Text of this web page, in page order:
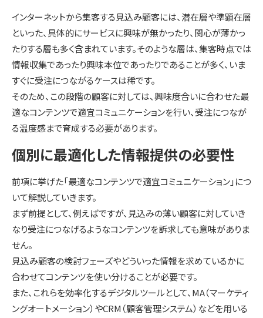
インターネットから集客する見込み顧客には、潜在層や準顕在層
といった、具体的にサービスに興味が無かったり、関心が薄かっ
たりする層も多く含まれています。そのような層は、集客時点では
情報収集であったり興味本位であったりであることが多く、いま
すぐに受注につながるケースは稀です。
そのため、この段階の顧客に対しては、興味度合いに合わせた最
適なコンテンツで適宜コミュニケーションを行い、受注につなが
る温度感まで育成する必要があります。
個別に最適化した情報提供の必要性
前項に挙げた「最適なコンテンツで適宜コミュニケーション」につ
いて解説していきます。
まず前提として、例えばですが、見込みの薄い顧客に対していき
なり受注につなげるようなコンテンツを訴求しても意味がありま
せん。
見込み顧客の検討フェーズやどういった情報を求めているかに
合わせてコンテンツを使い分けることが必要です。
また、これらを効率化するデジタルツールとして、MA（マーケティ
ングオートメーション）やCRM（顧客管理システム）などを用いる